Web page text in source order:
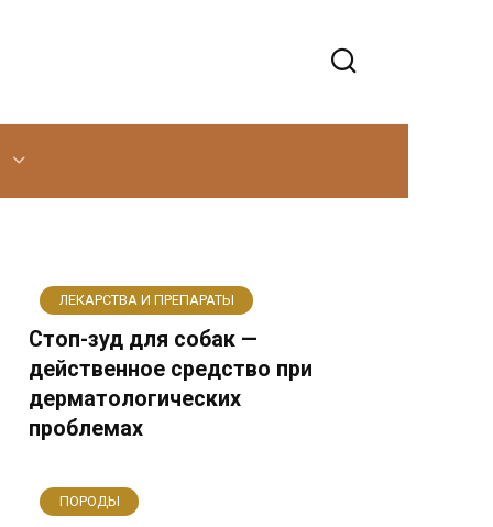
ЛЕКАРСТВА И ПРЕПАРАТЫ
Стоп-зуд для собак —
действенное средство при
дерматологических
проблемах
ПОРОДЫ